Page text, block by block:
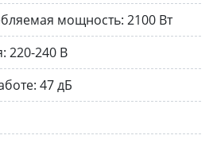
мощность: 2100 Вт
220-240 В
47 дБ